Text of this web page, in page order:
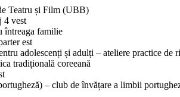
Teatru și Film (UBB)
4 vest
întreaga familie
est
adolescenți și adulți – ateliere practice de
tradițională coreeană
– club de învățare a limbii